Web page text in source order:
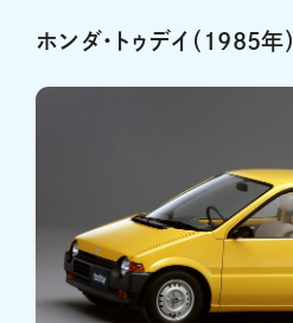
ホンダ・トゥデイ（1985年）